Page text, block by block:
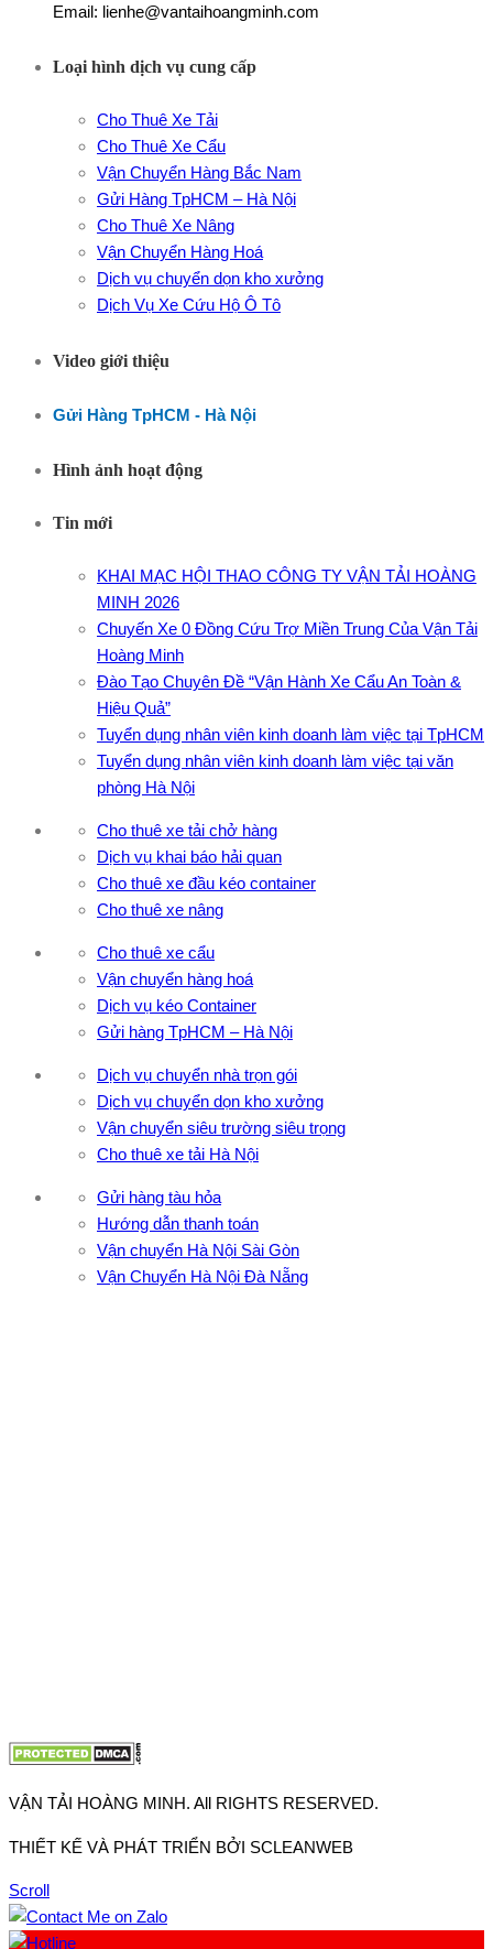
Email: lienhe@vantaihoangminh.com
Loại hình dịch vụ cung cấp
Cho Thuê Xe Tải
Cho Thuê Xe Cẩu
Vận Chuyển Hàng Bắc Nam
Gửi Hàng TpHCM – Hà Nội
Cho Thuê Xe Nâng
Vận Chuyển Hàng Hoá
Dịch vụ chuyển dọn kho xưởng
Dịch Vụ Xe Cứu Hộ Ô Tô
Video giới thiệu
Gửi Hàng TpHCM - Hà Nội
Hình ảnh hoạt động
Tin mới
KHAI MẠC HỘI THAO CÔNG TY VẬN TẢI HOÀNG
MINH 2026
Chuyến Xe 0 Đồng Cứu Trợ Miền Trung Của Vận Tải
Hoàng Minh
Đào Tạo Chuyên Đề “Vận Hành Xe Cẩu An Toàn &
Hiệu Quả”
Tuyển dụng nhân viên kinh doanh làm việc tại TpHCM
Tuyển dụng nhân viên kinh doanh làm việc tại văn
phòng Hà Nội
Cho thuê xe tải chở hàng
Dịch vụ khai báo hải quan
Cho thuê xe đầu kéo container
Cho thuê xe nâng
Cho thuê xe cẩu
Vận chuyển hàng hoá
Dịch vụ kéo Container
Gửi hàng TpHCM – Hà Nội
Dịch vụ chuyển nhà trọn gói
Dịch vụ chuyển dọn kho xưởng
Vận chuyển siêu trường siêu trọng
Cho thuê xe tải Hà Nội
Gửi hàng tàu hỏa
Hướng dẫn thanh toán
Vận chuyển Hà Nội Sài Gòn
Vận Chuyển Hà Nội Đà Nẵng
VẬN TẢI HOÀNG MINH. All RIGHTS RESERVED.
THIẾT KẾ VÀ PHÁT TRIỂN BỞI SCLEANWEB
Scroll